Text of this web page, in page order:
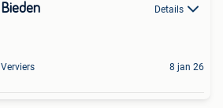
Bieden Details
Verviers 8 jan 26